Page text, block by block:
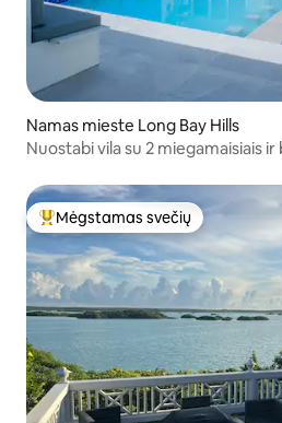
Namas mieste Long Bay Hills
Nuostabi vila su 2 miegamaisiais
Svečių mėgstamiausias
Mėgstamas svečių